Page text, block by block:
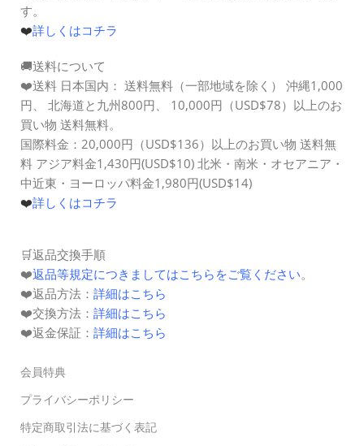
す。
❤️詳しくはコチラ
🚚送料について
❤️送料 日本国内： 送料無料（一部地域を除く） 沖縄1,000
円、 北海道と九州800円、 10,000円（USD$78）以上のお
買い物 送料無料。
国際料金：20,000円（USD$136）以上のお買い物 送料無
料 アジア料金1,430円(USD$10) 北米・南米・オセアニア・
中近東・ヨーロッパ料金1,980円(USD$14)
❤️詳しくはコチラ
🛒返品交換手順
❤️返品等規定につきましてはこちらをご覧ください。
❤️返品方法： 詳細はこちら
❤️交換方法： 詳細はこちら
❤️返金保証 ： 詳細はこちら
会員特典
プライバシーポリシー
特定商取引法に基づく表記